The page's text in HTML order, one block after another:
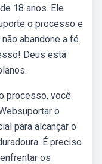
18 anos. Ele
o processo e
abandone a fé.
Deus está
processo, você
o
para alcançar o
É preciso
os